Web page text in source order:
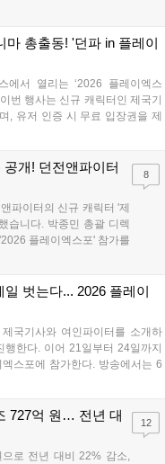
초기화되어 총 4회 참여가 가능
질적인 혜택을 제공하고자 기획
마 총출동! '던파 in 플레이
에서 열리는 ‘2026 플레이엑스
번 행사는 신규 캐릭터인 제국기
, 유저 인증 시 무료 입장권을 제
니게임 등 다양한 체험형 프로그
팬들과 소통하는 뜻깊은 시간을
개! 던전앤파이터
파이터의 신규 캐릭터 '제
습니다. 박종민 총괄 디렉
플레이엑스포' 참가를
원한다고 밝혔습니다. 또
' 난이도가 도입됩니다. 이
캐릭터 육성 지원 계획을
강화하겠다고 약속했습
8
벗는다... 2026 플레이
국기사와 여인파이터를 소개하
한다. 이어 21일부터 24일까지
스포에 참가한다. 방송에서는 6
개하며, 오프라인 부스에서는 드
727억 원… 전년 대
로 전년 대비 22% 감소,
12